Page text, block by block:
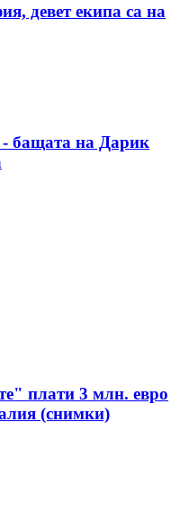
девет екипа са на
- бащата на Дарик
плати 3 млн. евро
(снимки)